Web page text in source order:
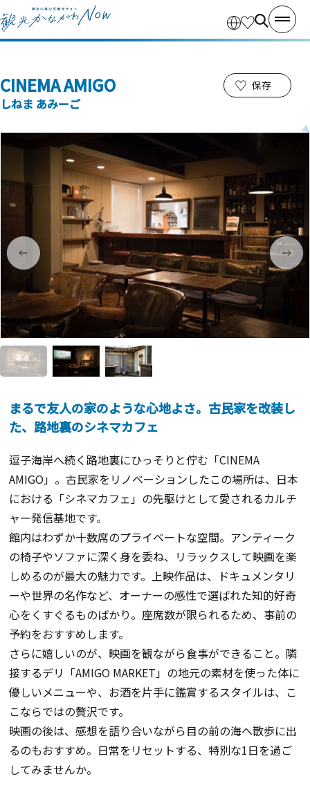
CINEMA AMIGO
しねま あみーご
保存
まるで友人の家のような心地よさ。古民家を改装し
た、路地裏のシネマカフェ
逗子海岸へ続く路地裏にひっそりと佇む「CINEMA
AMIGO」。古民家をリノベーションしたこの場所は、日本
における「シネマカフェ」の先駆けとして愛されるカルチ
ャー発信基地です。
館内はわずか十数席のプライベートな空間。アンティーク
の椅子やソファに深く身を委ね、リラックスして映画を楽
しめるのが最大の魅力です。上映作品は、ドキュメンタリ
ーや世界の名作など、オーナーの感性で選ばれた知的好奇
心をくすぐるものばかり。座席数が限られるため、事前の
予約をおすすめします。
さらに嬉しいのが、映画を観ながら食事ができること。隣
接するデリ「AMIGO MARKET」の地元の素材を使った体に
優しいメニューや、お酒を片手に鑑賞するスタイルは、こ
こならではの贅沢です。
映画の後は、感想を語り合いながら目の前の海へ散歩に出
るのもおすすめ。日常をリセットする、特別な1日を過ご
してみませんか。